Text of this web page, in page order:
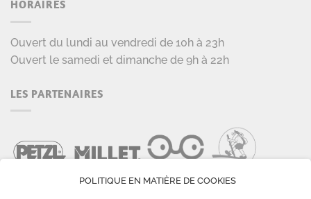
HORAIRES
Ouvert du lundi au vendredi de 10h à 23h
Ouvert le samedi et dimanche de 9h à 22h
LES PARTENAIRES
POLITIQUE EN MATIÈRE DE COOKIES